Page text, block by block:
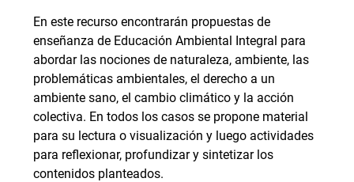
En este recurso encontrarán propuestas de
enseñanza de Educación Ambiental Integral para
abordar las nociones de naturaleza, ambiente, las
problemáticas ambientales, el derecho a un
ambiente sano, el cambio climático y la acción
colectiva. En todos los casos se propone material
para su lectura o visualización y luego actividades
para reflexionar, profundizar y sintetizar los
contenidos planteados.